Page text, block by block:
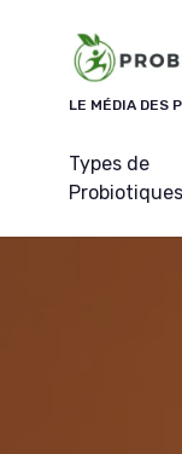
LE MÉDIA DES
Types de
Probiotiques